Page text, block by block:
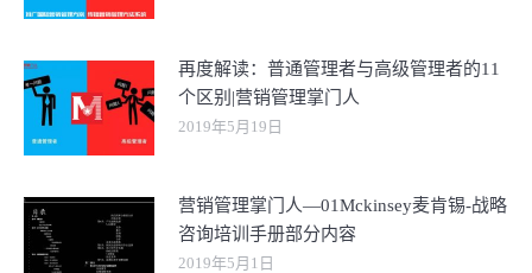
再度解读：普通管理者与高级管理者的11
个区别|营销管理掌门人
2019年5月19日
营销管理掌门人—01Mckinsey麦肯锡-战略
咨询培训手册部分内容
2019年5月1日